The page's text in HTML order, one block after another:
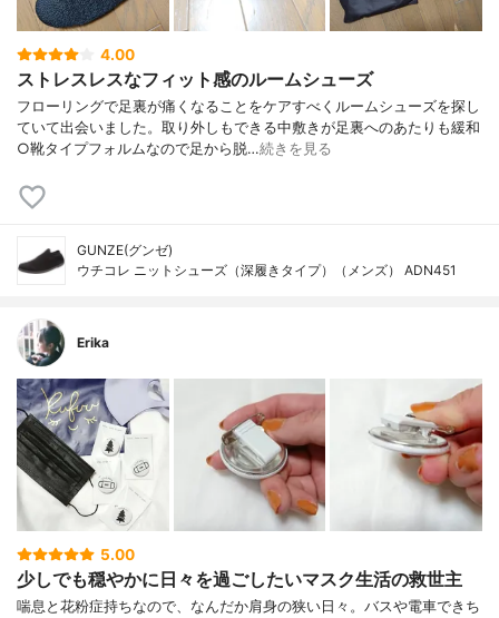
4.00
ストレスレスなフィット感のルームシューズ
フローリングで足裏が痛くなることをケアすべくルームシューズを探し
ていて出会いました。取り外しもできる中敷きが足裏へのあたりも緩和
○靴タイプフォルムなので足から脱…続きを見る
GUNZE(グンゼ)
ウチコレ ニットシューズ（深履きタイプ）（メンズ） ADN451
Erika
5.00
少しでも穏やかに日々を過ごしたいマスク生活の救世主
喘息と花粉症持ちなので、なんだか肩身の狭い日々。バスや電車できち